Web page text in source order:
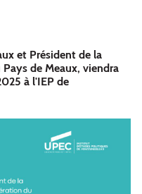
et Président de la
de Meaux, viendra
à l'IEP de